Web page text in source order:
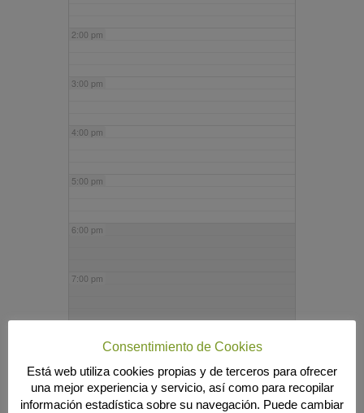
2:00 pm
3:00 pm
4:00 pm
5:00 pm
6:00 pm
7:00 pm
9:00 pm
Consentimiento de Cookies
Está web utiliza cookies propias y de terceros para ofrecer
una mejor experiencia y servicio, así como para recopilar
información estadística sobre su navegación. Puede cambiar